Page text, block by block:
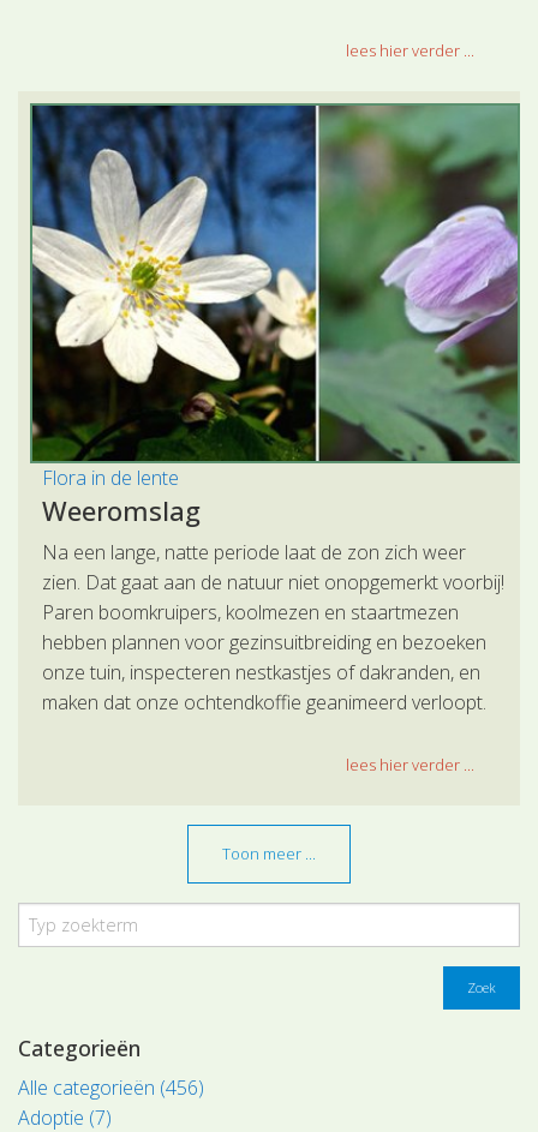
lees hier verder ...
Flora in de lente
Weeromslag
Na een lange, natte periode laat de zon zich weer
zien. Dat gaat aan de natuur niet onopgemerkt voorbij!
Paren boomkruipers, koolmezen en staartmezen
hebben plannen voor gezinsuitbreiding en bezoeken
onze tuin, inspecteren nestkastjes of dakranden, en
maken dat onze ochtendkoffie geanimeerd verloopt.
lees hier verder ...
Toon meer ...
Zoek
Categorieën
Alle categorieën (456)
Adoptie (7)